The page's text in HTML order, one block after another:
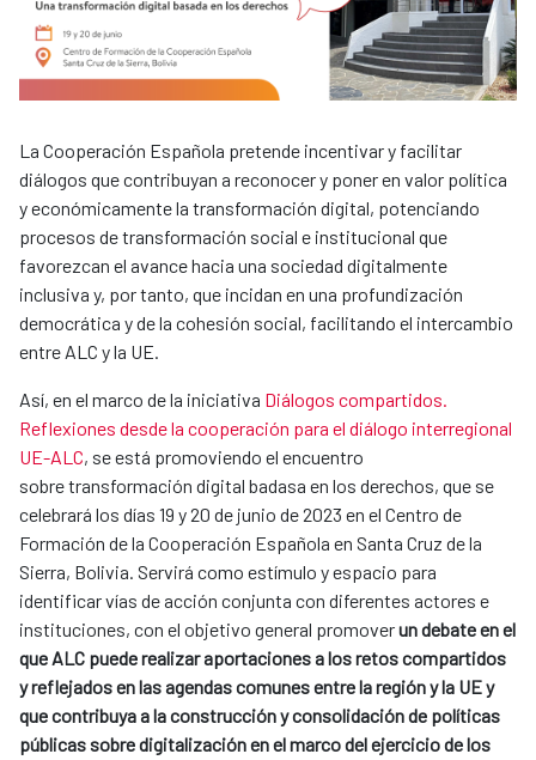
La Cooperación Española pretende incentivar y facilitar
diálogos que contribuyan a reconocer y poner en valor política
y económicamente la transformación digital, potenciando
procesos de transformación social e institucional que
favorezcan el avance hacia una sociedad digitalmente
inclusiva y, por tanto, que incidan en una profundización
democrática y de la cohesión social, facilitando el intercambio
entre ALC y la UE.
Así, en el marco de la iniciativa Diálogos compartidos.
Reflexiones desde la cooperación para el diálogo interregional
UE-ALC, se está promoviendo el encuentro
sobre transformación digital badasa en los derechos, que se
celebrará los días 19 y 20 de junio de 2023 en el Centro de
Formación de la Cooperación Española en Santa Cruz de la
Sierra, Bolivia. Servirá como estímulo y espacio para
identificar vías de acción conjunta con diferentes actores e
instituciones, con el objetivo general promoverun debate en el
que ALC puede realizar aportaciones a los retos compartidos
y reflejados en las agendas comunes entre la región y la UE y
que contribuya a la construcción y consolidación de políticas
públicas sobre digitalización en el marco del ejercicio de los